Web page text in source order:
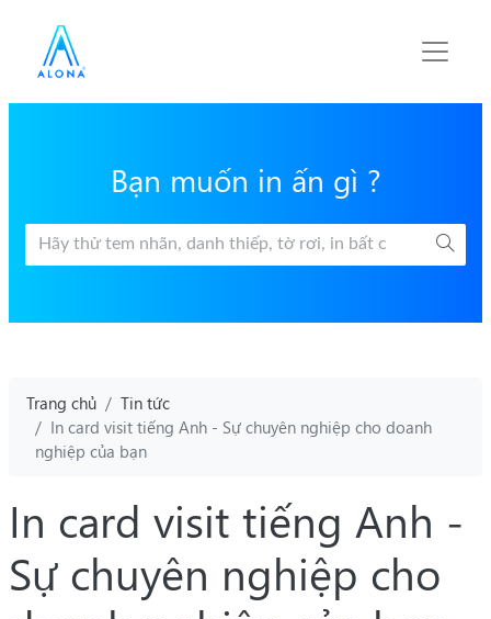
Bạn muốn in ấn gì ?
Trang chủ
Tin tức
In card visit tiếng Anh - Sự chuyên nghiệp cho doanh
nghiệp của bạn
In card visit tiếng Anh -
Sự chuyên nghiệp cho